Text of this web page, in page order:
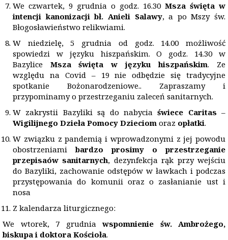
We czwartek, 9 grudnia o godz. 16.30 Msza święta w
intencji kanonizacji bł. Anieli Salawy, a po Mszy św.
Błogosławieństwo relikwiami.
W niedzielę, 5 grudnia od godz. 14.00 możliwość
spowiedzi w języku hiszpańskim. O godz. 14.30 w
Bazylice Msza święta w języku hiszpańskim. Ze
względu na Covid – 19 nie odbędzie się tradycyjne
spotkanie Bożonarodzeniowe.. Zapraszamy i
przypominamy o przestrzeganiu zaleceń sanitarnych.
W zakrystii Bazyliki są do nabyciaświece Caritas–
Wigilijnego Dzieła Pomocy Dzieciom oraz opłatki.
W związku z pandemią i wprowadzonymi z jej powodu
obostrzeniamibardzo prosimy o przestrzeganie
przepisaów sanitarnych, dezynfekcja rąk przy wejściu
do Bazyliki, zachowanie odstępów w ławkach i podczas
przystępowania do komunii oraz o zasłanianie ust i
nosa
Z kalendarza liturgicznego:
We wtorek, 7 grudnia wspomnienie św. Ambrożego,
biskupa i doktora Kościoła.